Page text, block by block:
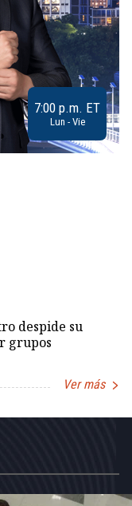
7:00 p.m. ET
Lun - Vie
despide su
grupos
Ver más